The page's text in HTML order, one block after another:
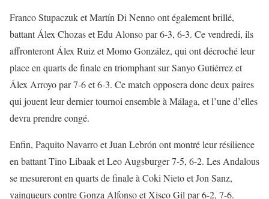
Franco Stupaczuk et Martín Di Nenno ont également brillé,
battant Álex Chozas et Edu Alonso par 6-3, 6-3. Ce vendredi, ils
affronteront Álex Ruiz et Momo González, qui ont décroché leur
place en quarts de finale en triomphant sur Sanyo Gutiérrez et
Álex Arroyo par 7-6 et 6-3. Ce match opposera donc deux paires
qui jouent leur dernier tournoi ensemble à Málaga, et l’une d’elles
devra prendre congé.
Enfin, Paquito Navarro et Juan Lebrón ont montré leur résilience
en battant Tino Libaak et Leo Augsburger 7-5, 6-2. Les Andalous
se mesureront en quarts de finale à Coki Nieto et Jon Sanz,
vainqueurs contre Gonza Alfonso et Xisco Gil par 6-2, 7-6.